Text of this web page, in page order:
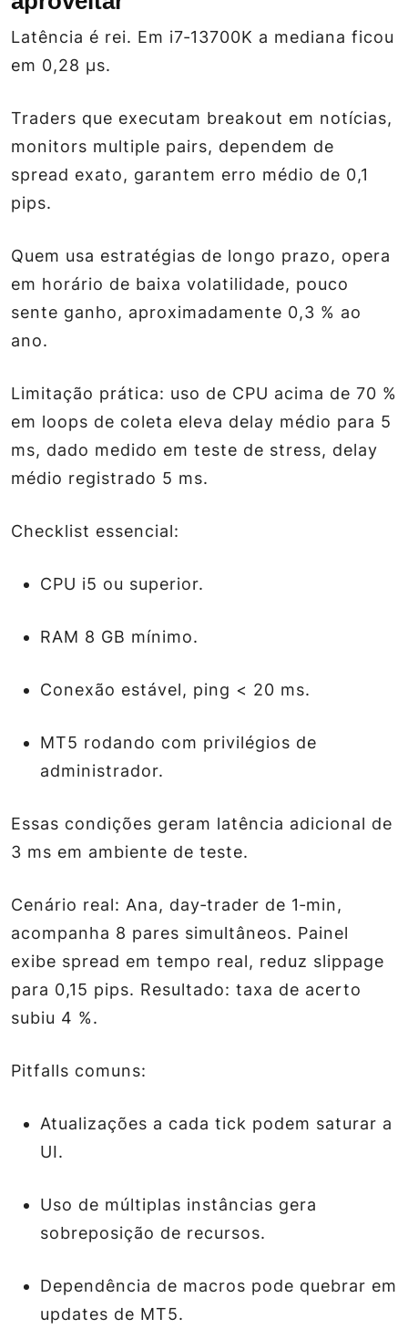
Latência é rei. Em i7‑13700K a mediana ficou
em 0,28 µs.
Traders que executam breakout em notícias,
monitors multiple pairs, dependem de
spread exato, garantem erro médio de 0,1
pips.
Quem usa estratégias de longo prazo, opera
em horário de baixa volatilidade, pouco
sente ganho, aproximadamente 0,3 % ao
ano.
Limitação prática: uso de CPU acima de 70 %
em loops de coleta eleva delay médio para 5
ms, dado medido em teste de stress, delay
médio registrado 5 ms.
Checklist essencial:
CPU i5 ou superior.
RAM 8 GB mínimo.
Conexão estável, ping < 20 ms.
MT5 rodando com privilégios de
administrador.
Essas condições geram latência adicional de
3 ms em ambiente de teste.
Cenário real: Ana, day‑trader de 1‑min,
acompanha 8 pares simultâneos. Painel
exibe spread em tempo real, reduz slippage
para 0,15 pips. Resultado: taxa de acerto
subiu 4 %.
Pitfalls comuns:
Atualizações a cada tick podem saturar a
UI.
Uso de múltiplas instâncias gera
sobreposição de recursos.
Dependência de macros pode quebrar em
updates de MT5.